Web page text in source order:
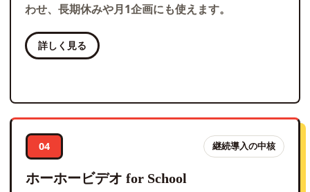
わせ、長期休みや月1企画にも使えます。
詳しく見る
04 継続導入の中核
ホーホービデオ for School